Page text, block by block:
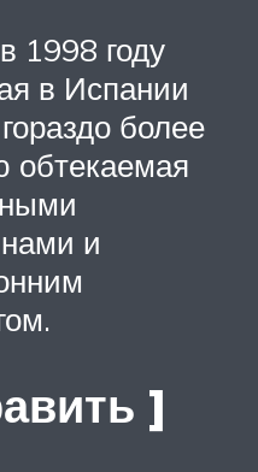
1998 году
в Испании
более
обтекаемая
и
]